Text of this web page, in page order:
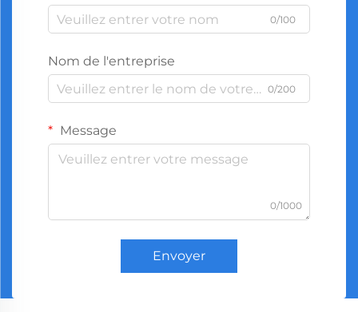
0/100
Nom de l'entreprise
0/200
Message
0/1000
Envoyer